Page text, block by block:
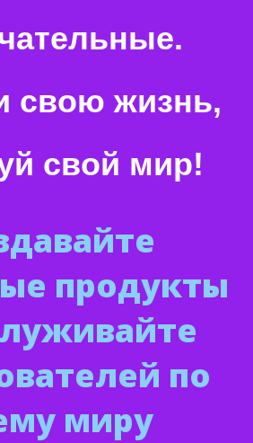
свою жизнь,
свой мир!
продукты
по
миру